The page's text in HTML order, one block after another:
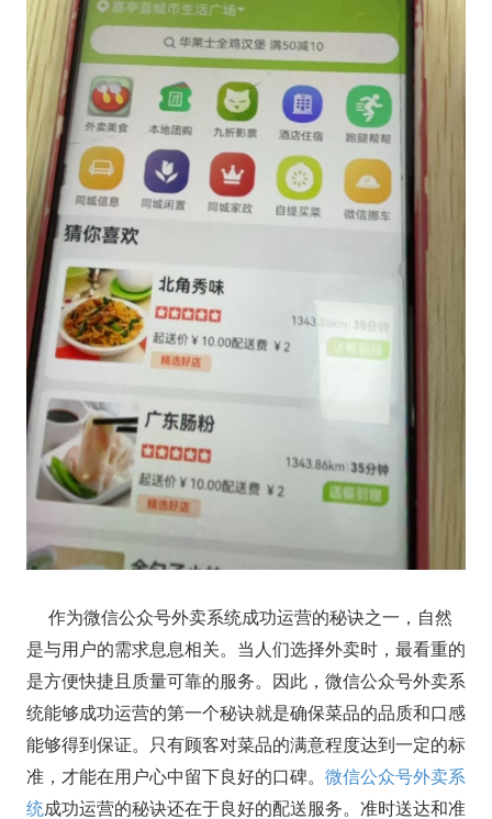
作为微信公众号外卖系统成功运营的秘诀之一，自然
是与用户的需求息息相关。当人们选择外卖时，最看重的
是方便快捷且质量可靠的服务。因此，微信公众号外卖系
统能够成功运营的第一个秘诀就是确保菜品的品质和口感
能够得到保证。只有顾客对菜品的满意程度达到一定的标
准，才能在用户心中留下良好的口碑。 微信公众号外卖系
统成功运营的秘诀还在于良好的配送服务。准时送达和准